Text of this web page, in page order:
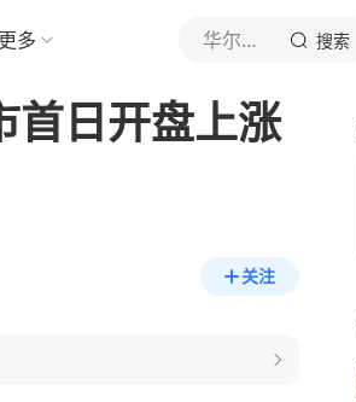
更多 华尔街见闻 搜索
日开盘上涨
关注